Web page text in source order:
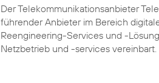
Der Telekommunikationsanbieter
führender Anbieter im Bereich
Reengineering-Services und -
Netzbetrieb und -services vereinbart.